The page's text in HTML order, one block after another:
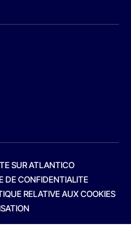
SUR ATLANTICO
DE CONFIDENTIALITE
RELATIVE AUX COOKIES